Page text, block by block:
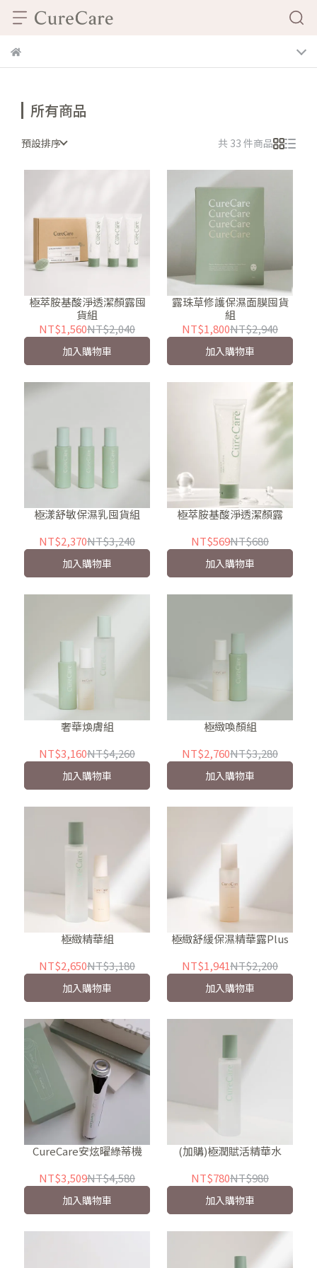
所有商品
預設排序 共 33 件商品
極萃胺基酸淨透潔顏露囤
貨組
NT$1,560NT$2,040
加入購物車
露珠草修護保濕面膜囤貨
組
NT$1,800NT$2,940
加入購物車
極漾舒敏保濕乳囤貨組
NT$2,370NT$3,240
加入購物車
極萃胺基酸淨透潔顏露
NT$569NT$680
加入購物車
奢華煥膚組
NT$3,160NT$4,260
加入購物車
極緻喚顏組
NT$2,760NT$3,280
加入購物車
極緻精華組
NT$2,650NT$3,180
加入購物車
極緻舒緩保濕精華露Plus
NT$1,941NT$2,200
加入購物車
CureCare安炫曜綠蒂機
NT$3,509NT$4,580
加入購物車
(加購)極潤賦活精華水
NT$780NT$980
加入購物車